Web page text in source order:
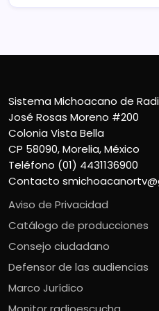
Sistema Michoacano de
José Rosas Moreno #200
Colonia Vista Bella
CP 58090, Morelia, México
Teléfono (01) 4431136900
Contacto
Aviso de Privacidad
Catálogo de producciones
Consejo ciudadano
Defensor de las audiencias
Marco Jurídico